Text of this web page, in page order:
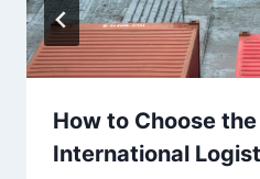
How to Choose
International